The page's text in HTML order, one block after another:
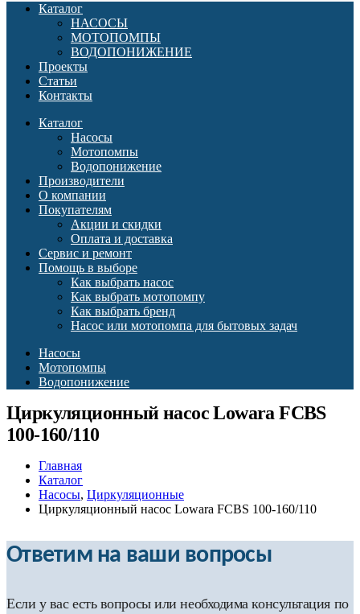
Каталог
НАСОСЫ
МОТОПОМПЫ
ВОДОПОНИЖЕНИЕ
Проекты
Статьи
Контакты
Каталог
Насосы
Мотопомпы
Водопонижение
Производители
О компании
Покупателям
Акции и скидки
Оплата и доставка
Сервис и ремонт
Помощь в выборе
Как выбрать насос
Как выбрать мотопомпу
Как выбрать бренд
Насос или мотопомпа для бытовых задач
Насосы
Мотопомпы
Водопонижение
Циркуляционный насос Lowara FCBS
100-160/110
Главная
Каталог
Насосы, Циркуляционные
Циркуляционный насос Lowara FCBS 100-160/110
Ответим на ваши вопросы
Если у вас есть вопросы или необходима консультация по